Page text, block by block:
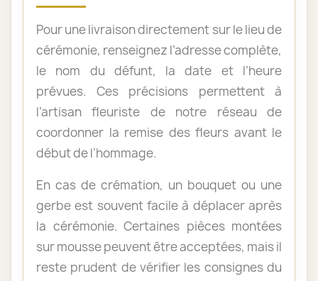
Pour une livraison directement sur le lieu de
cérémonie, renseignez l’adresse complète,
le nom du défunt, la date et l’heure
prévues. Ces précisions permettent à
l’artisan fleuriste de notre réseau de
coordonner la remise des fleurs avant le
début de l’hommage.
En cas de crémation, un bouquet ou une
gerbe est souvent facile à déplacer après
la cérémonie. Certaines pièces montées
sur mousse peuvent être acceptées, mais il
reste prudent de vérifier les consignes du